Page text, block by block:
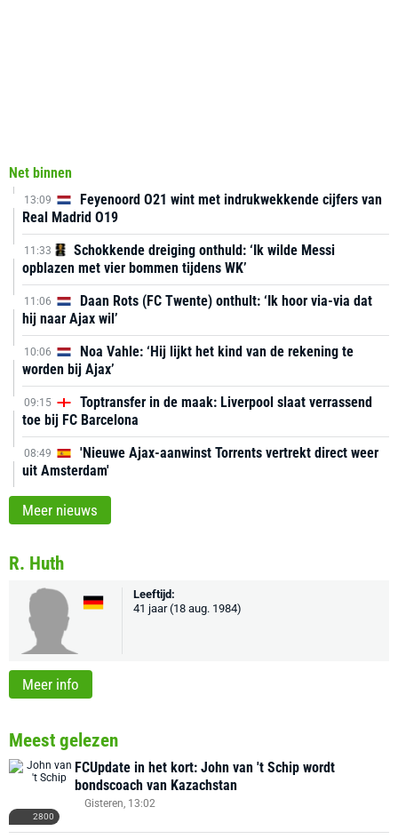
Net binnen
13:09
Feyenoord O21 wint met indrukwekkende cijfers van
Real Madrid O19
11:33
Schokkende dreiging onthuld: ‘Ik wilde Messi
opblazen met vier bommen tijdens WK’
11:06
Daan Rots (FC Twente) onthult: ‘Ik hoor via-via dat
hij naar Ajax wil’
10:06
Noa Vahle: ‘Hij lijkt het kind van de rekening te
worden bij Ajax’
09:15
Toptransfer in de maak: Liverpool slaat verrassend
toe bij FC Barcelona
08:49
'Nieuwe Ajax-aanwinst Torrents vertrekt direct weer
uit Amsterdam'
Meer nieuws
R. Huth
Leeftijd:
41 jaar (18 aug. 1984)
Meer info
Meest gelezen
2800
FCUpdate in het kort: John van 't Schip wordt
bondscoach van Kazachstan
Gisteren, 13:02